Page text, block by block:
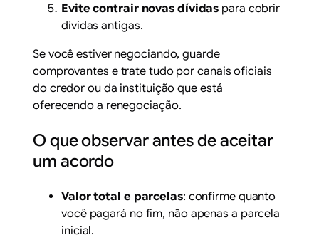
Evite contrair novas dívidas para cobrir
dívidas antigas.
Se você estiver negociando, guarde
comprovantes e trate tudo por canais oficiais
do credor ou da instituição que está
oferecendo a renegociação.
O que observar antes de aceitar
um acordo
Valor total e parcelas: confirme quanto
você pagará no fim, não apenas a parcela
inicial.